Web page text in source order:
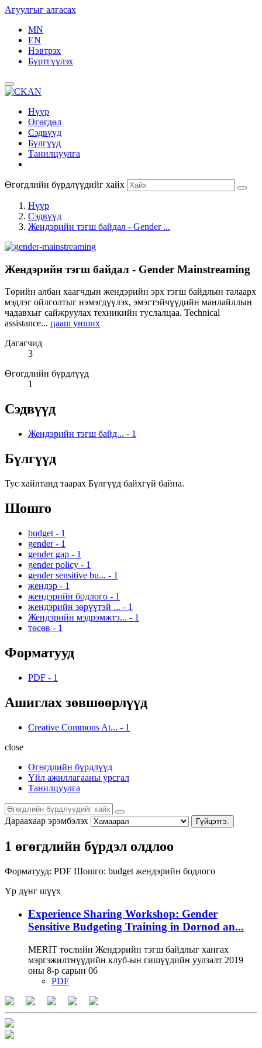
Агуулгыг алгасах
MN
EN
Нэвтрэх
Бүртгүүлэх
Нүүр
Өгөгдөл
Сэдвүүд
Бүлгүүд
Танилцуулга
Өгөгдлийн бүрдлүүдийг хайх
Нүүр
Сэдвүүд
Жендэрийн тэгш байдал - Gender ...
Жендэрийн тэгш байдал - Gender Mainstreaming
Төрийн албан хаагчдын жендэрийн эрх тэгш байдлын талаарх
мэдлэг ойлголтыг нэмэгдүүлэх, эмэгтэйчүүдийн манлайллын
чадавхыг сайжруулах техникийн туслалцаа. Technical
assistance... цааш унших
Дагагчид
3
Өгөгдлийн бүрдлүүд
1
Сэдвүүд
Жендэрийн тэгш байд... - 1
Бүлгүүд
Тус хайлтанд таарах Бүлгүүд байхгүй байна.
Шошго
budget - 1
gender - 1
gender gap - 1
gender policy - 1
gender sensitive bu... - 1
жендэр - 1
жендэрийн бодлого - 1
жендэрийн зөрүүтэй ... - 1
Жендэрийн мэдрэмжтэ... - 1
төсөв - 1
Форматууд
PDF - 1
Ашиглах зөвшөөрлүүд
Creative Commons At... - 1
close
Өгөгдлийн бүрдлүүд
Үйл ажиллагааны урсгал
Танилцуулга
Дараахаар эрэмбэлэх Гүйцэтгэ.
1 өгөгдлийн бүрдэл олдлоо
Форматууд: PDF Шошго: budget жендэрийн бодлого
Үр дүнг шүүх
Experience Sharing Workshop: Gender
Sensitive Budgeting Training in Dornod an...
MERIT төслийн Жендэрийн тэгш байдлыг хангах
мэргэжилтнүүдийн клуб-ын гишүүдийн уулзалт 2019
оны 8-р сарын 06
PDF